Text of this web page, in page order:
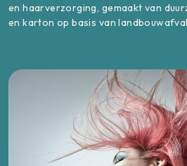
en haarverzorging, gemaakt van
en karton op basis van